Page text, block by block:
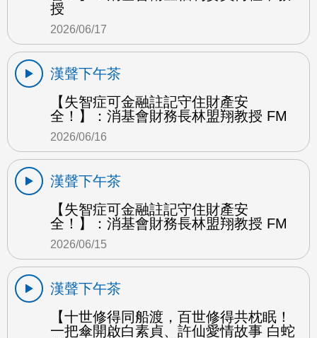
授
2026/06/17
漢聲下午茶
【失智症可金融註記守住財產安
全！】：消基會財務長林盟翔教授 FM
2026/06/16
漢聲下午茶
【失智症可金融註記守住財產安
全！】：消基會財務長林盟翔教授 FM
2026/06/15
漢聲下午茶
【十世修得同船渡，百世修得共枕眠！
一把傘開啟白素貞、許仙愛情故事 白蛇